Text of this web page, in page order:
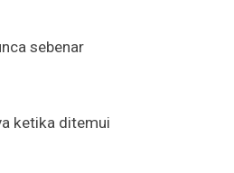
sebenar
ketika ditemui